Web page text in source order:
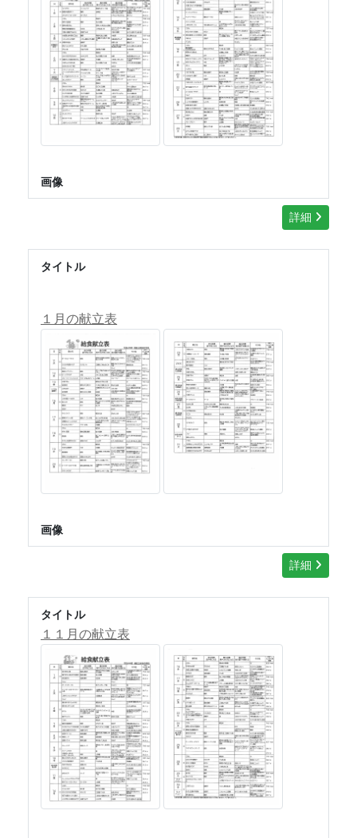
画像
詳細
タイトル
１月の献立表
画像
詳細
タイトル
１１月の献立表